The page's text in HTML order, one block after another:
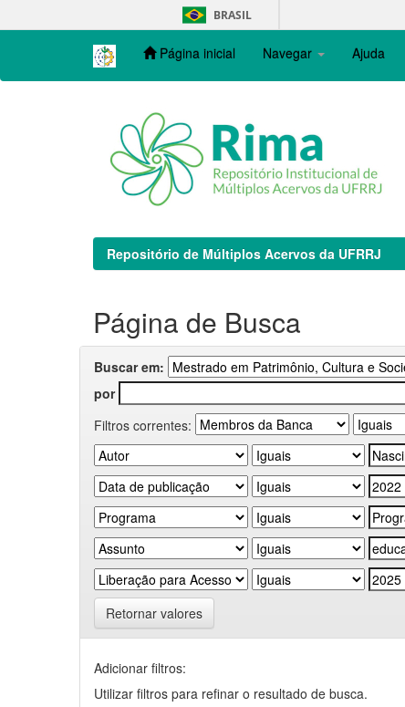
navigation
BRASIL
Página inicial Navegar Ajuda
Repositório de Múltiplos Acervos da UFRRJ
Página de Busca
Buscar em:
por
Filtros correntes:
Retornar valores
Adicionar filtros:
Utilizar filtros para refinar o resultado de busca.